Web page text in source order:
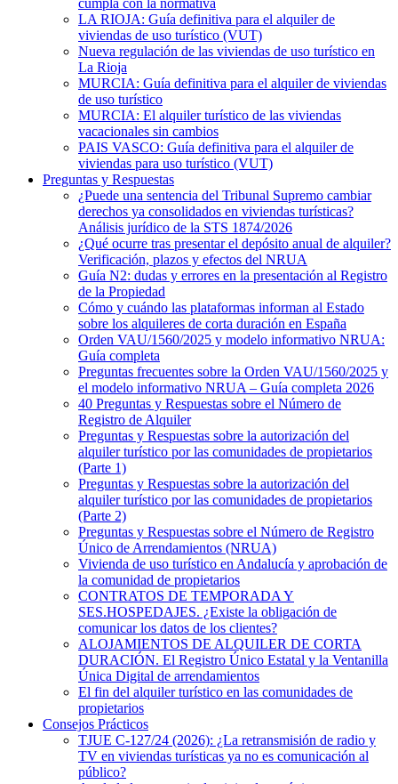
cumpla con la normativa
LA RIOJA: Guía definitiva para el alquiler de
viviendas de uso turístico (VUT)
Nueva regulación de las viviendas de uso turístico en
La Rioja
MURCIA: Guía definitiva para el alquiler de viviendas
de uso turístico
MURCIA: El alquiler turístico de las viviendas
vacacionales sin cambios
PAIS VASCO: Guía definitiva para el alquiler de
viviendas para uso turístico (VUT)
Preguntas y Respuestas
¿Puede una sentencia del Tribunal Supremo cambiar
derechos ya consolidados en viviendas turísticas?
Análisis jurídico de la STS 1874/2026
¿Qué ocurre tras presentar el depósito anual de alquiler?
Verificación, plazos y efectos del NRUA
Guía N2: dudas y errores en la presentación al Registro
de la Propiedad
Cómo y cuándo las plataformas informan al Estado
sobre los alquileres de corta duración en España
Orden VAU/1560/2025 y modelo informativo NRUA:
Guía completa
Preguntas frecuentes sobre la Orden VAU/1560/2025 y
el modelo informativo NRUA – Guía completa 2026
40 Preguntas y Respuestas sobre el Número de
Registro de Alquiler
Preguntas y Respuestas sobre la autorización del
alquiler turístico por las comunidades de propietarios
(Parte 1)
Preguntas y Respuestas sobre la autorización del
alquiler turístico por las comunidades de propietarios
(Parte 2)
Preguntas y Respuestas sobre el Número de Registro
Único de Arrendamientos (NRUA)
Vivienda de uso turístico en Andalucía y aprobación de
la comunidad de propietarios
CONTRATOS DE TEMPORADA Y
SES.HOSPEDAJES. ¿Existe la obligación de
comunicar los datos de los clientes?
ALOJAMIENTOS DE ALQUILER DE CORTA
DURACIÓN. El Registro Único Estatal y la Ventanilla
Única Digital de arrendamientos
El fin del alquiler turístico en las comunidades de
propietarios
Consejos Prácticos
TJUE C-127/24 (2026): ¿La retransmisión de radio y
TV en viviendas turísticas ya no es comunicación al
público?